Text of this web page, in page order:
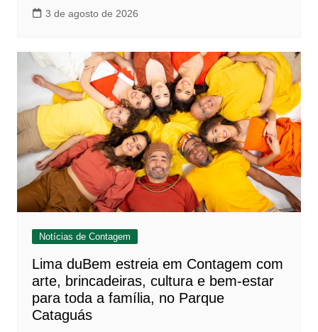
3 de agosto de 2026
Notícias de Contagem
Lima duBem estreia em Contagem com
arte, brincadeiras, cultura e bem-estar
para toda a família, no Parque
Cataguás